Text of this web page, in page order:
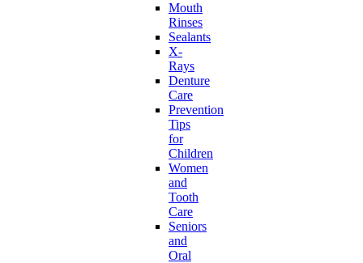
Mouth
Rinses
Sealants
X-
Rays
Denture
Care
Prevention
Tips
for
Children
Women
and
Tooth
Care
Seniors
and
Oral